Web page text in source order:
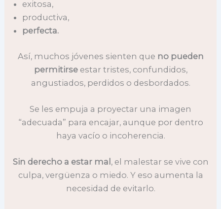
exitosa,
productiva,
perfecta.
Así, muchos jóvenes sienten que no pueden
permitirseestar tristes, confundidos,
angustiados, perdidos o desbordados.
Se les empuja a proyectar una imagen
“adecuada” para encajar, aunque por dentro
haya vacío o incoherencia.
Sin derecho a estar mal , el malestar se vive con
culpa, vergüenza o miedo. Y eso aumenta la
necesidad de evitarlo.